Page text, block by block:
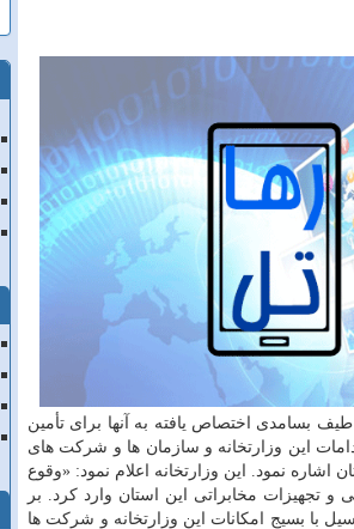
بسامدی اختصاص یافته به آنها برای تأمین
این وزارتخانه و سازمان ها و شركت های
نمود. این وزارتخانه اعلام نمود: «وقوع
تجهیزات مخابراتی این استان وارد كرد. بر
با بسیج امكانات این وزارتخانه و شركت ها